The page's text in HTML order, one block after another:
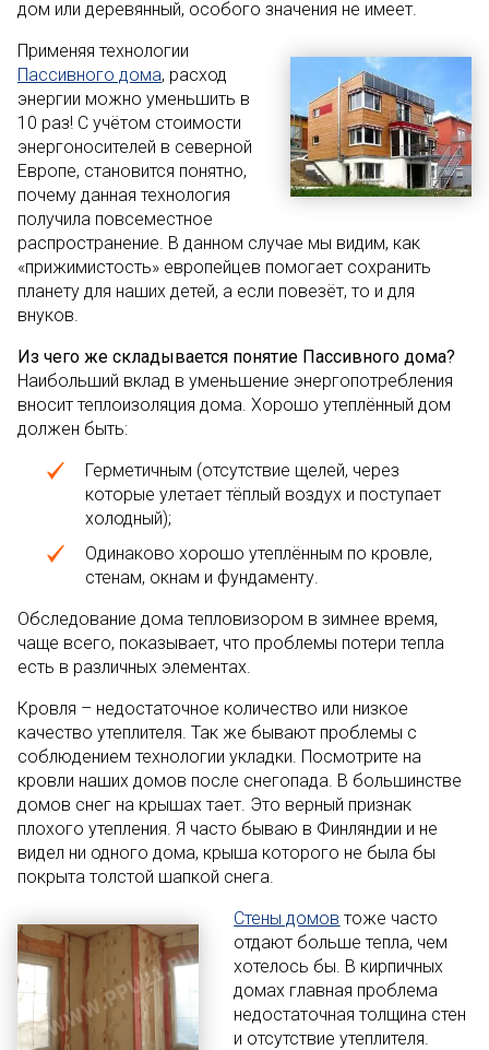
дом или деревянный, особого значения не имеет.
Применяя технологии
Пассивного дома, расход
энергии можно уменьшить в
10 раз! С учётом стоимости
энергоносителей в северной
Европе, становится понятно,
почему данная технология
получила повсеместное
распространение. В данном случае мы видим, как
«прижимистость» европейцев помогает сохранить
планету для наших детей, а если повезёт, то и для
внуков.
Из чего же складывается понятие Пассивного дома?
Наибольший вклад в уменьшение энергопотребления
вносит теплоизоляция дома. Хорошо утеплённый дом
должен быть:
Герметичным (отсутствие щелей, через
которые улетает тёплый воздух и поступает
холодный);
Одинаково хорошо утеплённым по кровле,
стенам, окнам и фундаменту.
Обследование дома тепловизором в зимнее время,
чаще всего, показывает, что проблемы потери тепла
есть в различных элементах.
Кровля – недостаточное количество или низкое
качество утеплителя. Так же бывают проблемы с
соблюдением технологии укладки. Посмотрите на
кровли наших домов после снегопада. В большинстве
домов снег на крышах тает. Это верный признак
плохого утепления. Я часто бываю в Финляндии и не
видел ни одного дома, крыша которого не была бы
покрыта толстой шапкой снега.
Стены домов тоже часто
отдают больше тепла, чем
хотелось бы. В кирпичных
домах главная проблема
недостаточная толщина стен
и отсутствие утеплителя.